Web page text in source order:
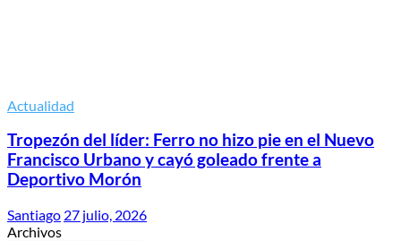
Actualidad
Tropezón del líder: Ferro no hizo pie en el Nuevo
Francisco Urbano y cayó goleado frente a
Deportivo Morón
Santiago 27 julio, 2026
Archivos